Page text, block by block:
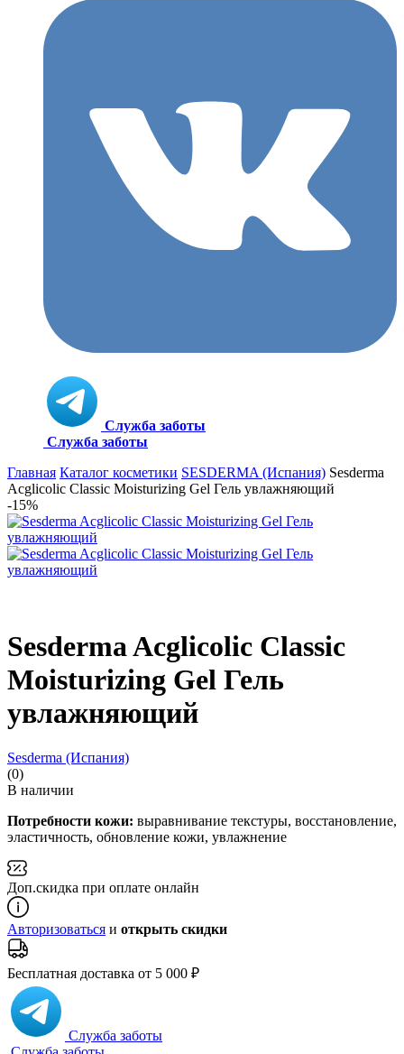
Служба заботы
Служба заботы
Главная Каталог косметики SESDERMA (Испания) Sesderma
Acglicolic Classic Moisturizing Gel Гель увлажняющий
-15%
Sesderma Acglicolic Classic
Moisturizing Gel Гель
увлажняющий
Sesderma (Испания)
(0)
В наличии
Потребности кожи: выравнивание текстуры, восстановление,
эластичность, обновление кожи, увлажнение
Доп.скидка при оплате онлайн
Авторизоваться и открыть скидки
Бесплатная доставка от 5 000 ₽
Служба заботы